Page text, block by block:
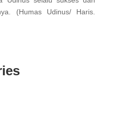
(Humas Udinus/ Haris.